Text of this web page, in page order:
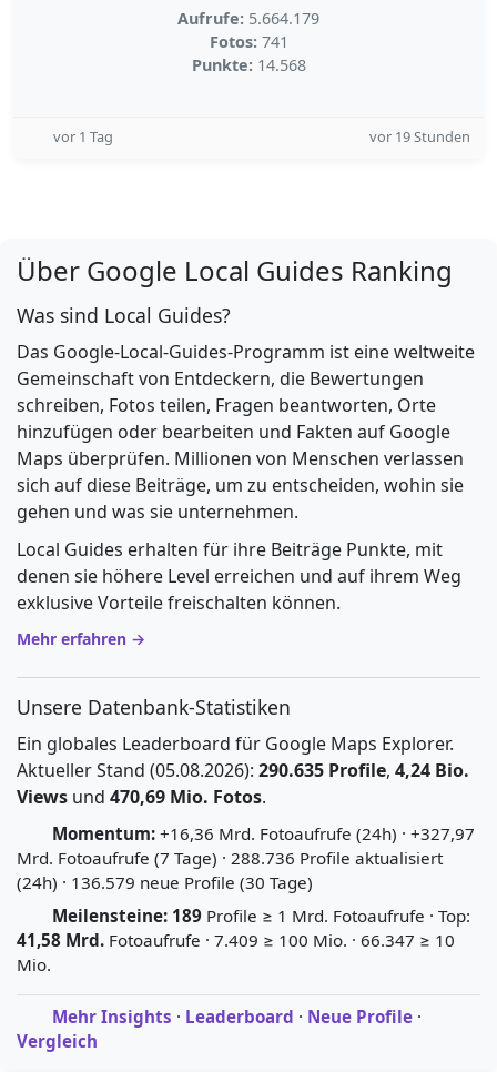
Aufrufe: 5.664.179
Fotos: 741
Punkte: 14.568
vor 1 Tag vor 19 Stunden
Über Google Local Guides Ranking
Was sind Local Guides?
Das Google-Local-Guides-Programm ist eine weltweite
Gemeinschaft von Entdeckern, die Bewertungen
schreiben, Fotos teilen, Fragen beantworten, Orte
hinzufügen oder bearbeiten und Fakten auf Google
Maps überprüfen. Millionen von Menschen verlassen
sich auf diese Beiträge, um zu entscheiden, wohin sie
gehen und was sie unternehmen.
Local Guides erhalten für ihre Beiträge Punkte, mit
denen sie höhere Level erreichen und auf ihrem Weg
exklusive Vorteile freischalten können.
Mehr erfahren →
Unsere Datenbank-Statistiken
Ein globales Leaderboard für Google Maps Explorer.
Aktueller Stand (05.08.2026): 290.635 Profile, 4,24 Bio.
Views und 470,69 Mio. Fotos.
Momentum: +16,36 Mrd. Fotoaufrufe (24h) · +327,97
Mrd. Fotoaufrufe (7 Tage) · 288.736 Profile aktualisiert
(24h) · 136.579 neue Profile (30 Tage)
Meilensteine: 189 Profile ≥ 1 Mrd. Fotoaufrufe · Top:
41,58 Mrd. Fotoaufrufe · 7.409 ≥ 100 Mio. · 66.347 ≥ 10
Mio.
Mehr Insights · Leaderboard · Neue Profile ·
Vergleich